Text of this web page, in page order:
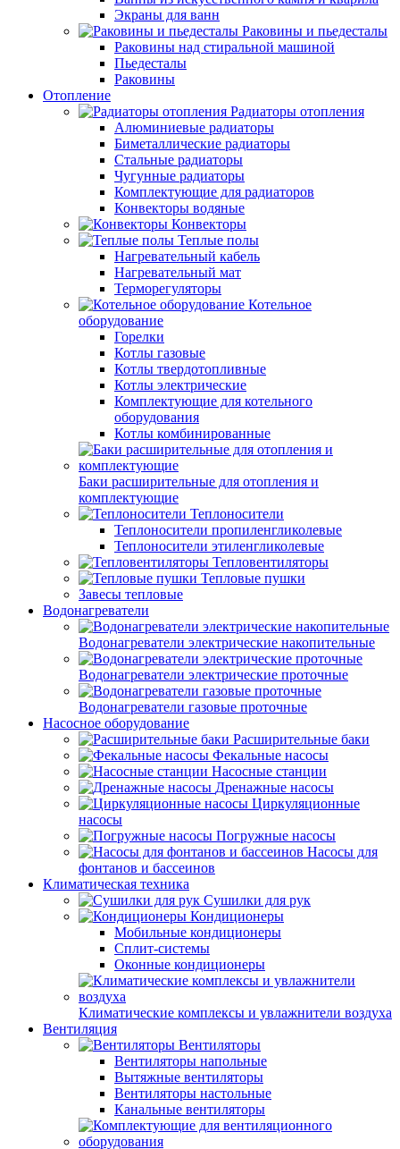
Экраны для ванн
Раковины и пьедесталы
Раковины над стиральной машиной
Пьедесталы
Раковины
Отопление
Радиаторы отопления
Алюминиевые радиаторы
Биметаллические радиаторы
Стальные радиаторы
Чугунные радиаторы
Комплектующие для радиаторов
Конвекторы водяные
Конвекторы
Теплые полы
Нагревательный кабель
Нагревательный мат
Терморегуляторы
Котельное
оборудование
Горелки
Котлы газовые
Котлы твердотопливные
Котлы электрические
Комплектующие для котельного
оборудования
Котлы комбинированные
Баки расширительные для отопления и
комплектующие
Теплоносители
Теплоносители пропиленгликолевые
Теплоносители этиленгликолевые
Тепловентиляторы
Тепловые пушки
Завесы тепловые
Водонагреватели
Водонагреватели электрические накопительные
Водонагреватели электрические проточные
Водонагреватели газовые проточные
Насосное оборудование
Расширительные баки
Фекальные насосы
Насосные станции
Дренажные насосы
Циркуляционные
насосы
Погружные насосы
Насосы для
фонтанов и бассеинов
Климатическая техника
Сушилки для рук
Кондиционеры
Мобильные кондиционеры
Сплит-системы
Оконные кондиционеры
Климатические комплексы и увлажнители воздуха
Вентиляция
Вентиляторы
Вентиляторы напольные
Вытяжные вентиляторы
Вентиляторы настольные
Канальные вентиляторы